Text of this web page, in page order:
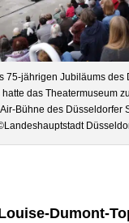
75-jäh­ri­gen Jubi­lä­ums
das Thea­ter­mu­seum
Bühne des Düs­sel­dor­fer
Dumont-